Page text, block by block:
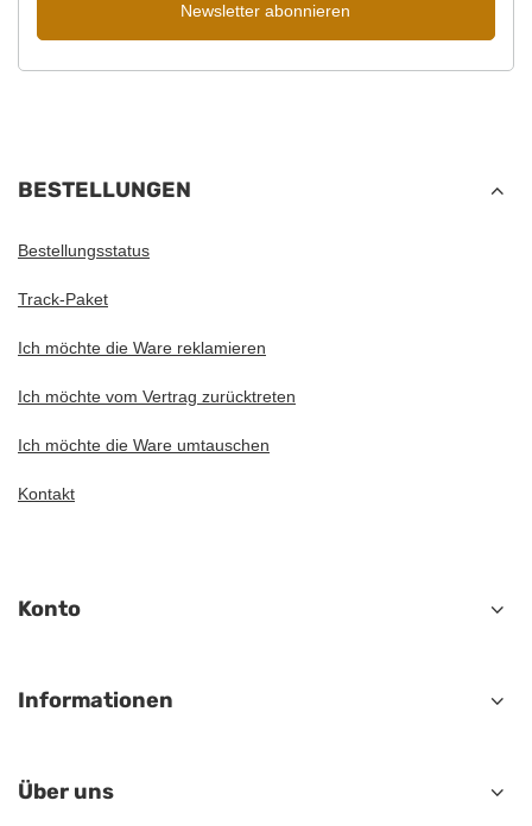
Newsletter abonnieren
BESTELLUNGEN
Bestellungsstatus
Track-Paket
Ich möchte die Ware reklamieren
Ich möchte vom Vertrag zurücktreten
Ich möchte die Ware umtauschen
Kontakt
Konto
Informationen
Über uns